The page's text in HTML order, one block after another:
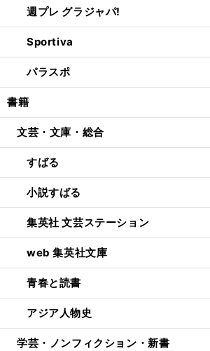
週プレ グラジャパ!
Sportiva
パラスポ
書籍
文芸・文庫・総合
すばる
小説すばる
集英社 文芸ステーション
web 集英社文庫
青春と読書
アジア人物史
学芸・ノンフィクション・新書